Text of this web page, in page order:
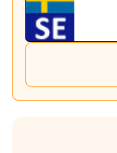
nästa bil.
Det sparar dig
*PCD står för
ABS Wheels fälgar.
Viktigt att Bult
Genom att du
och garantera
vid åtdragning
behöver tänka på.
Sensorn sitter
och temperatur
TPMS gör det
tryck. Skulle du
om detta.
helt kort att du